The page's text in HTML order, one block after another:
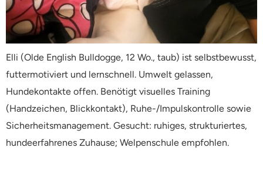
Elli (Olde English Bulldogge, 12 Wo., taub) ist selbstbewusst,
futtermotiviert und lernschnell. Umwelt gelassen,
Hundekontakte offen. Benötigt visuelles Training
(Handzeichen, Blickkontakt), Ruhe-/Impulskontrolle sowie
Sicherheitsmanagement. Gesucht: ruhiges, strukturiertes,
hundeerfahrenes Zuhause; Welpenschule empfohlen.